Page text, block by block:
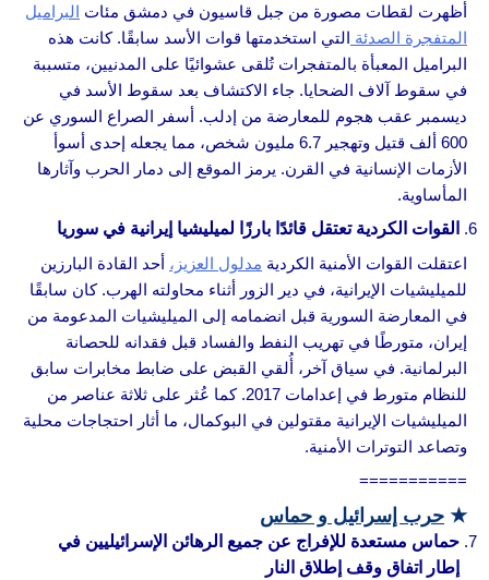
أظهرت لقطات مصورة من جبل قاسيون في دمشق مئات البراميل
المتفجرة الصدئة التي استخدمتها قوات الأسد سابقًا. كانت هذه
البراميل المعبأة بالمتفجرات تُلقى عشوائيًا على المدنيين، متسببة
في سقوط آلاف الضحايا. جاء الاكتشاف بعد سقوط الأسد في
ديسمبر عقب هجوم للمعارضة من إدلب. أسفر الصراع السوري عن
600 ألف قتيل وتهجير 6.7 مليون شخص، مما يجعله إحدى أسوأ
الأزمات الإنسانية في القرن. يرمز الموقع إلى دمار الحرب وآثارها
المأساوية.
القوات الكردية تعتقل قائدًا بارزًا لميليشيا إيرانية في سوريا
اعتقلت القوات الأمنية الكردية مدلول العزيز، أحد القادة البارزين
للميليشيات الإيرانية، في دير الزور أثناء محاولته الهرب. كان سابقًا
في المعارضة السورية قبل انضمامه إلى الميليشيات المدعومة من
إيران، متورطًا في تهريب النفط والفساد قبل فقدانه للحصانة
البرلمانية. في سياق آخر، أُلقي القبض على ضابط مخابرات سابق
للنظام متورط في إعدامات 2017. كما عُثر على ثلاثة عناصر من
الميليشيات الإيرانية مقتولين في البوكمال، ما أثار احتجاجات محلية
وتصاعد التوترات الأمنية.
===========
★ حرب إسرائيل و حماس
حماس مستعدة للإفراج عن جميع الرهائن الإسرائيليين في
إطار اتفاق وقف إطلاق النار